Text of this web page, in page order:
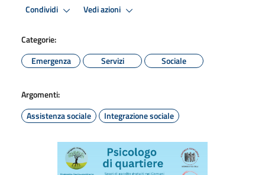
Condividi Vedi azioni
Categorie:
Emergenza
Servizi Sociale
Argomenti:
Assistenza sociale
Integrazione sociale